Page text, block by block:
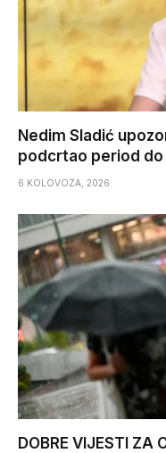
Nedim Sladić
podcrtao period
6 KOLOVOZA, 2026
DOBRE VIJESTI ZA